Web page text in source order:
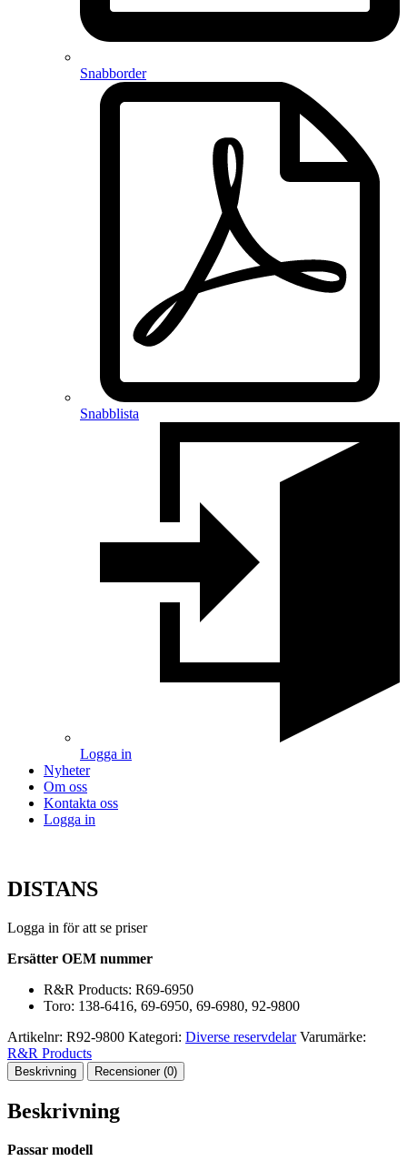
Snabborder
Snabblista
Logga in
Nyheter
Om oss
Kontakta oss
Logga in
DISTANS
Logga in för att se priser
Ersätter OEM nummer
R&R Products: R69-6950
Toro: 138-6416, 69-6950, 69-6980, 92-9800
Artikelnr: R92-9800 Kategori: Diverse reservdelar Varumärke:
R&R Products
Beskrivning Recensioner (0)
Beskrivning
Passar modell